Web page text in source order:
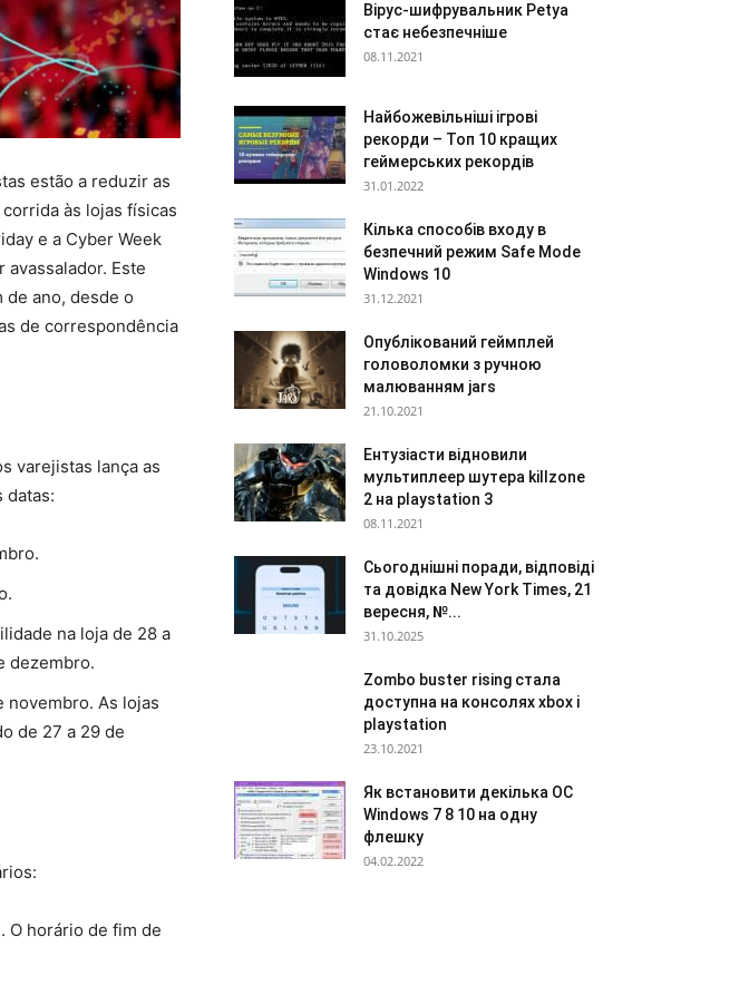
estão a reduzir as
às lojas físicas
e a Cyber ​​Week
Este
ano, desde o
de correspondência
varejistas lança as
datas:
na loja de 28 a
dezembro.
novembro. As lojas
de 27 a 29 de
O horário de fim de
Вірус-шифрувальник Petya
стає небезпечніше
08.11.2021
Найбожевільніші ігрові
рекорди – Топ 10 кращих
геймерських рекордів
31.01.2022
Кілька способів входу в
безпечний режим Safe Mode
Windows 10
31.12.2021
Опублікований геймплей
головоломки з ручною
малюванням jars
21.10.2021
Ентузіасти відновили
мультиплеер шутера killzone
2 на playstation 3
08.11.2021
Сьогоднішні поради, відповіді
та довідка New York Times, 21
вересня, №...
31.10.2025
Zombo buster rising стала
доступна на консолях xbox і
playstation
23.10.2021
Як встановити декілька ОС
Windows 7 8 10 на одну
флешку
04.02.2022